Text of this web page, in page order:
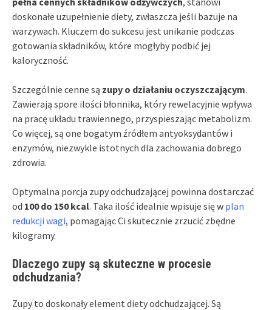
doskonałe uzupełnienie diety, zwłaszcza jeśli bazuje na
warzywach. Kluczem do sukcesu jest unikanie podczas
gotowania składników, które mogłyby podbić jej
kaloryczność.
Szczególnie cenne są zupy o działaniu oczyszczającym.
Zawierają spore ilości błonnika, który rewelacyjnie wpływa
na pracę układu trawiennego, przyspieszając metabolizm.
Co więcej, są one bogatym źródłem antyoksydantów i
enzymów, niezwykle istotnych dla zachowania dobrego
zdrowia.
Optymalna porcja zupy odchudzającej powinna dostarczać
od 100 do 150 kcal. Taka ilość idealnie wpisuje się w plan
redukcji wagi, pomagając Ci skutecznie zrzucić zbędne
kilogramy.
Dlaczego zupy są skuteczne w procesie
odchudzania?
Zupy to doskonały element diety odchudzającej. Są